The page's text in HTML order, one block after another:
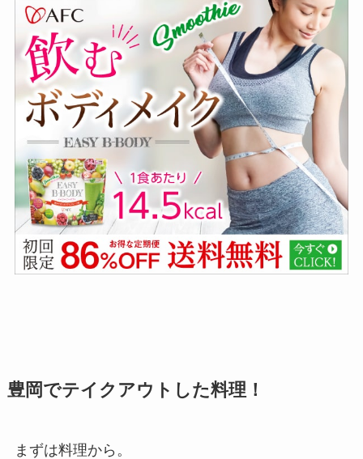
豊岡でテイクアウトした料理！
まずは料理から。